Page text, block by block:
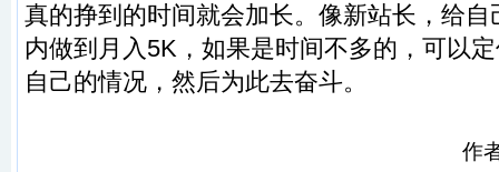
真的挣到的时间就会加长。像新站长，给
内做到月入5K，如果是时间不多的，可以
自己的情况，然后为此去奋斗。
作